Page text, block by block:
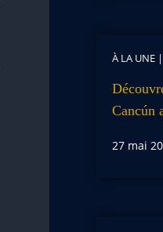
À LA UNE|
Cancún
27 mai